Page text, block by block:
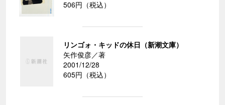
506円（税込）
リンゴォ・キッドの休日（新潮文庫）
矢作俊彦／著
2001/12/28
605円（税込）